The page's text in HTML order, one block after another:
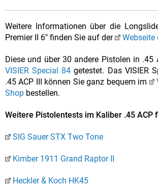
Weitere Informationen über die
Premier II 6" finden Sie auf der
Webseite
Diese und über 30 andere Pistolen in
VISIER Special 84getestet. Das VISIER
.45 ACP III können Sie ganz bequem im
Shop bestellen.
Weitere Pistolentests im Kaliber .45 ACP
SIG Sauer STX Two Tone
Kimber 1911 Grand Raptor II
Heckler & Koch HK45